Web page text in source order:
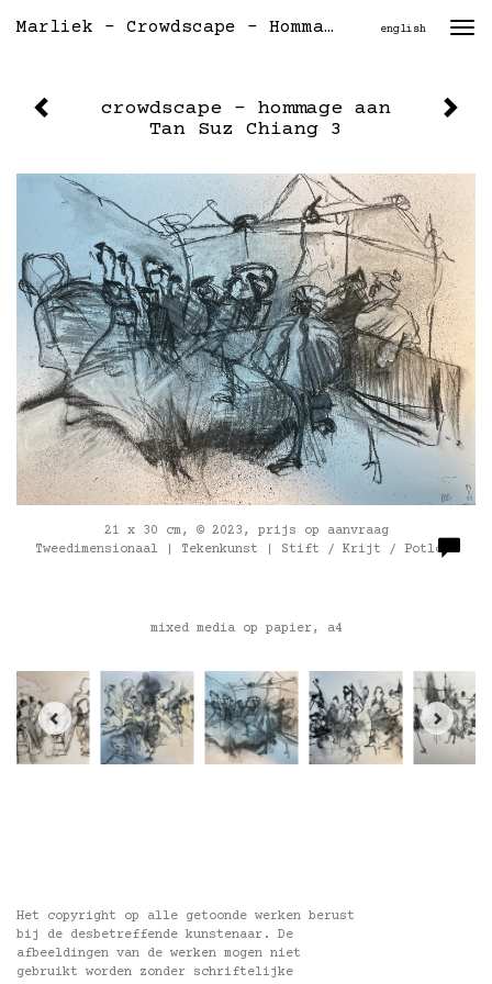
Marliek - Crowdscape - Hommage Aan Tan Suz Chiang 3 english
crowdscape - hommage aan
Tan Suz Chiang 3
21 x 30 cm, © 2023, prijs op aanvraag
Tweedimensionaal | Tekenkunst | Stift / Krijt / Potlood
mixed media op papier, a4
Het copyright op alle getoonde werken berust
bij de desbetreffende kunstenaar. De
afbeeldingen van de werken mogen niet
gebruikt worden zonder schriftelijke